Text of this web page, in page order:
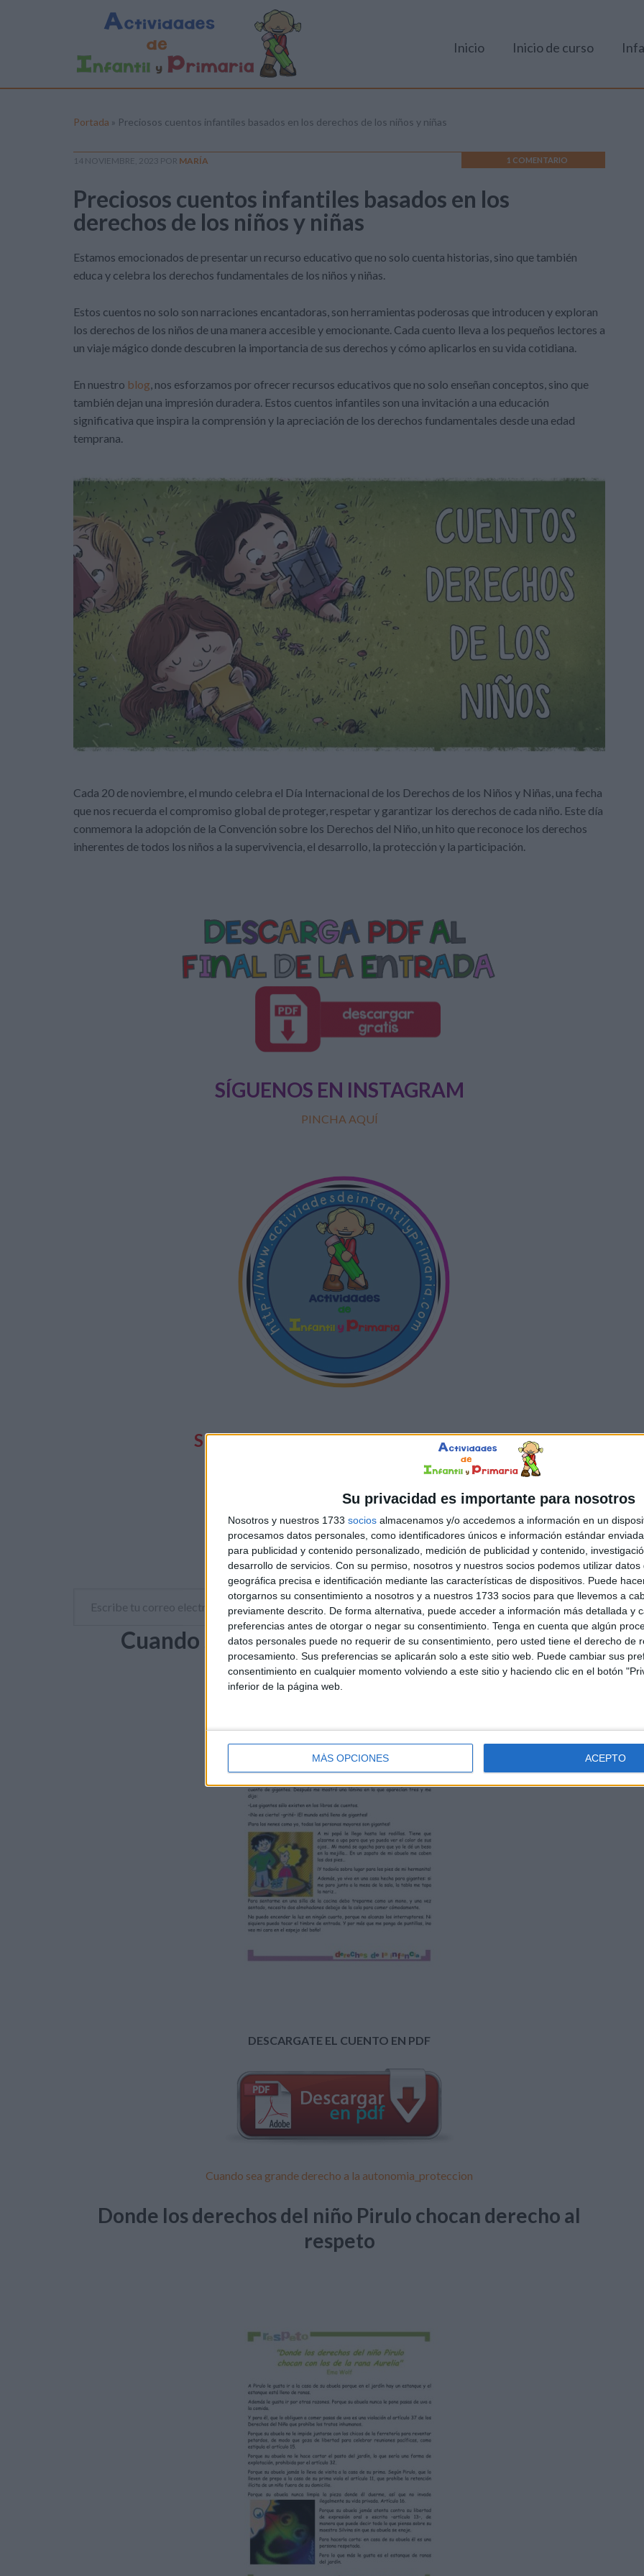
Su privacidad es importante para nosotros
Nosotros y nuestros 1733 socios almacenamos y/o accedemos a información en un
procesamos datos personales, como identificadores únicos e información estándar
para publicidad y contenido personalizado, medición de publicidad y contenido,
desarrollo de servicios. Con su permiso, nosotros y nuestros socios podemos utilizar datos
geográfica precisa e identificación mediante las características de dispositivos. Puede
otorgarnos su consentimiento a nosotros y a nuestros 1733 socios para que llevemos a
previamente descrito. De forma alternativa, puede acceder a información más detallada y
preferencias antes de otorgar o negar su consentimiento. Tenga en cuenta que algún
datos personales puede no requerir de su consentimiento, pero usted tiene el derecho de
procesamiento. Sus preferencias se aplicarán solo a este sitio web. Puede cambiar sus
consentimiento en cualquier momento volviendo a este sitio y haciendo clic en el botón
inferior de la página web.
MÁS OPCIONES ACEPTO
Inicio Inicio de curso
Portada » Preciosos cuentos infantiles basados en los derechos de los niños y niñas
14 NOVIEMBRE, 2023 POR MARÍA 1 COMENTARIO
Preciosos cuentos infantiles basados en los
derechos de los niños y niñas
Estamos emocionados de presentar un recurso educativo que no solo cuenta historias, sino que también
educa y celebra los derechos fundamentales de los niños y niñas.
Estos cuentos no solo son narraciones encantadoras, son herramientas poderosas que introducen y exploran
los derechos de los niños de una manera accesible y emocionante. Cada cuento lleva a los pequeños lectores a
un viaje mágico donde descubren la importancia de sus derechos y cómo aplicarlos en su vida cotidiana.
En nuestro blog, nos esforzamos por ofrecer recursos educativos que no solo enseñan conceptos, sino que
también dejan una impresión duradera. Estos cuentos infantiles son una invitación a una educación
significativa que inspira la comprensión y la apreciación de los derechos fundamentales desde una edad
temprana.
Cada 20 de noviembre, el mundo celebra el Día Internacional de los Derechos de los Niños y Niñas, una fecha
que nos recuerda el compromiso global de proteger, respetar y garantizar los derechos de cada niño. Este día
conmemora la adopción de la Convención sobre los Derechos del Niño, un hito que reconoce los derechos
inherentes de todos los niños a la supervivencia, el desarrollo, la protección y la participación.
SÍGUENOS EN INSTAGRAM
PINCHA AQUÍ
SUSCRIBETE TOTALMENTE GRATIS
NUESTRAS NOVEDADES
SUSCRIBIRSE
Cuando sea grande derecho a la autonomia
proteccion
DESCARGATE EL CUENTO EN PDF
Cuando sea grande derecho a la autonomia_proteccion
Donde los derechos del niño Pirulo chocan derecho al
respeto